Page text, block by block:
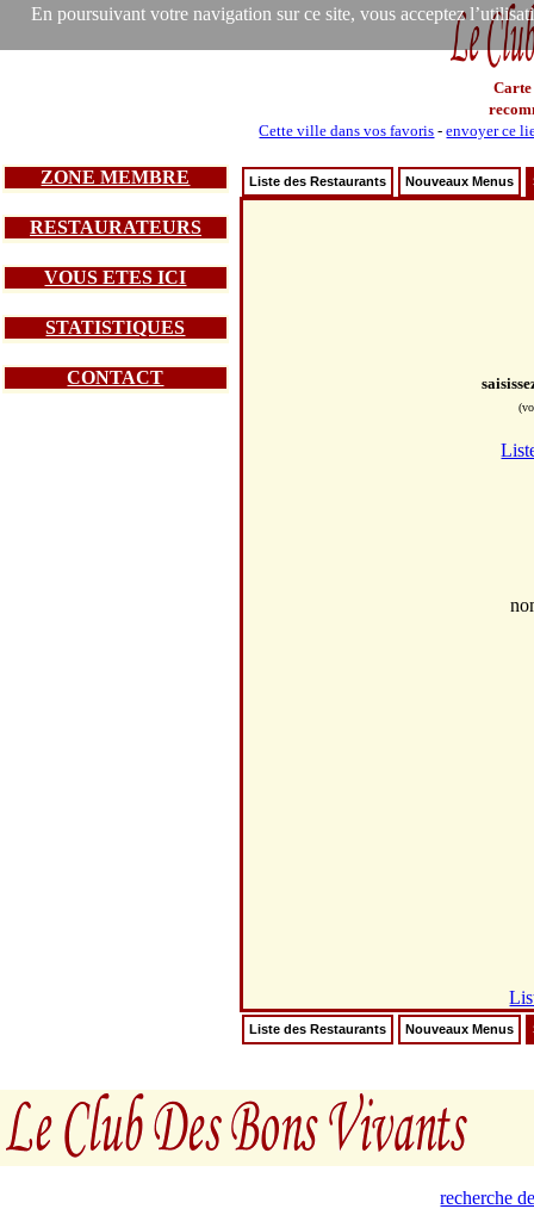
En poursuivant votre navigation sur ce site, vous acceptez
Carte
Cette ville dans vos favoris -envoyer ce
ZONE MEMBRE
RESTAURATEURS
VOUS ETES ICI
STATISTIQUES
CONTACT
Liste des Restaurants Nouveaux Menus
Liste des Restaurants Nouveaux Menus
recherche